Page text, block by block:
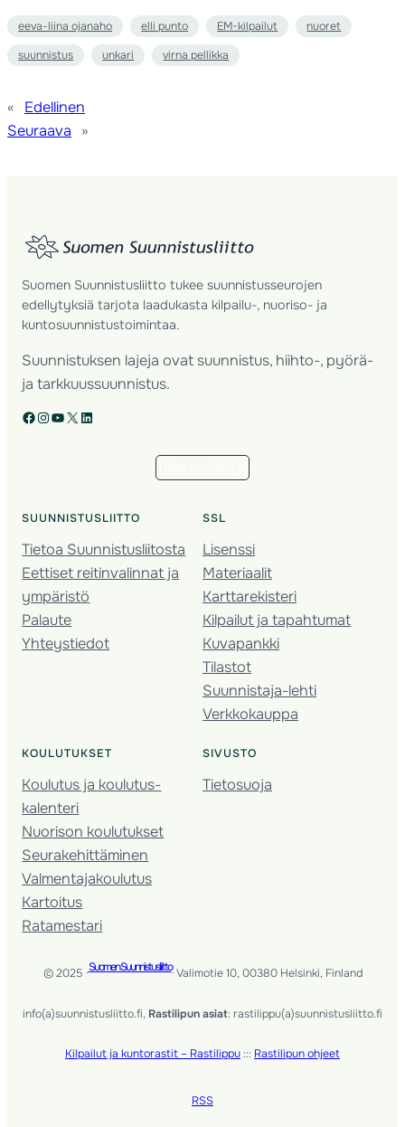
eeva-liina ojanaho elli punto EM-kilpailut nuoret
suunnistus unkari virna pellikka
«
Edellinen
Seuraava
»
Suomen Suunnistusliitto tukee suunnistusseurojen
edellytyksiä tarjota laadukasta kilpailu-, nuoriso- ja
kuntosuunnistustoimintaa.
Suunnistuksen lajeja ovat suunnistus, hiihto-, pyörä-
ja tarkkuussuunnistus.
Facebook Instagram YouTube X LinkedIn
SUUNNISTUSLIITTO
Tietoa Suunnistusliitosta
Eettiset reitinvalinnat ja
ympäristö
Palaute
Yhteystiedot
SSL
Lisenssi
Materiaalit
Karttarekisteri
Kilpailut ja tapahtumat
Kuvapankki
Tilastot
Suunnistaja-lehti
Verkkokauppa
KOULUTUKSET
Koulutus ja koulutus­
kalenteri
Nuorison koulutukset
Seura­kehittäminen
Valmentaja­koulutus
Kartoitus
Ratamestari
SIVUSTO
Tietosuoja
© 2025 ·Suomen Suunnistusliitto· Valimotie 10, 00380 Helsinki, Finland
info(a)suunnistusliitto.fi, Rastilipun asiat: rastilippu(a)suunnistusliitto.fi
Kilpailut ja kuntorastit – Rastilippu ::: Rastilipun ohjeet
RSS